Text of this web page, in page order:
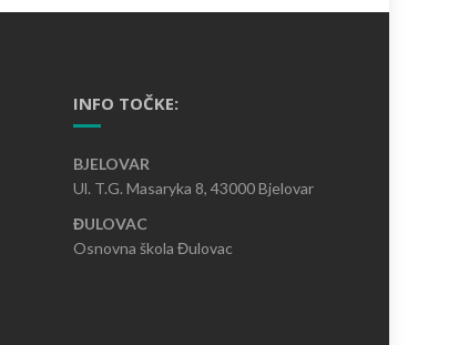
INFO TOČKE:
BJELOVAR
Ul. T.G. Masaryka 8, 43000 Bjelovar
ĐULOVAC
Osnovna škola Đulovac